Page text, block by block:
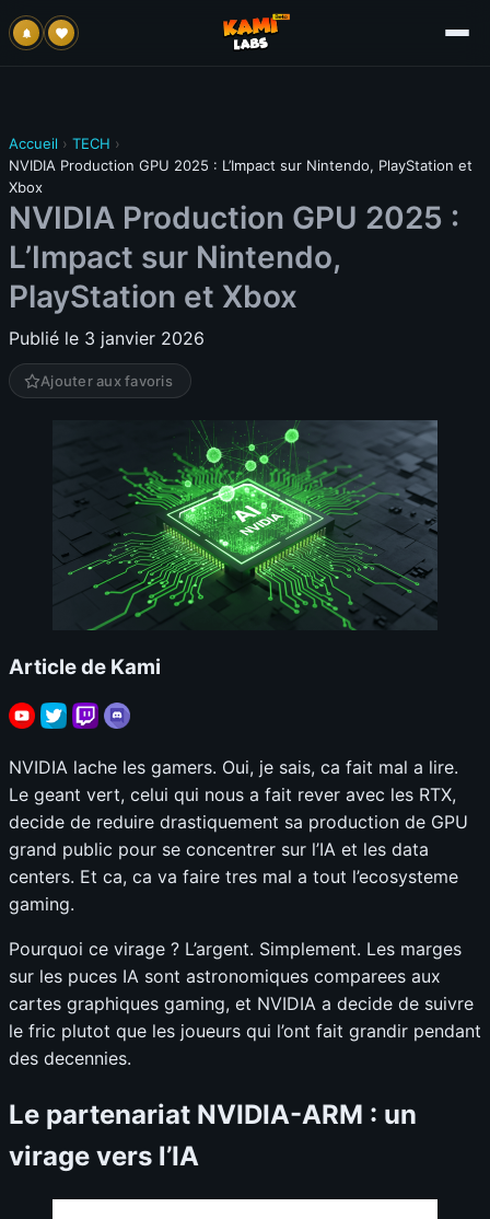
Accueil › TECH ›
NVIDIA Production GPU 2025 : L’Impact sur Nintendo, PlayStation et
Xbox
NVIDIA Production GPU 2025 :
L’Impact sur Nintendo,
PlayStation et Xbox
Publié le 3 janvier 2026
Ajouter aux favoris
Article de Kami
NVIDIA lache les gamers. Oui, je sais, ca fait mal a lire.
Le geant vert, celui qui nous a fait rever avec les RTX,
decide de reduire drastiquement sa production de GPU
grand public pour se concentrer sur l’IA et les data
centers. Et ca, ca va faire tres mal a tout l’ecosysteme
gaming.
Pourquoi ce virage ? L’argent. Simplement. Les marges
sur les puces IA sont astronomiques comparees aux
cartes graphiques gaming, et NVIDIA a decide de suivre
le fric plutot que les joueurs qui l’ont fait grandir pendant
des decennies.
Le partenariat NVIDIA-ARM : un
virage vers l’IA